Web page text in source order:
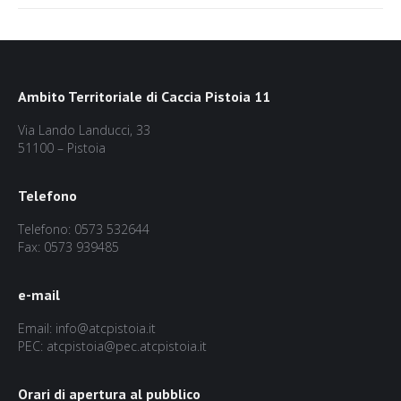
Ambito Territoriale di Caccia Pistoia 11
Via Lando Landucci, 33
51100 – Pistoia
Telefono
Telefono: 0573 532644
Fax: 0573 939485
e-mail
Email: info@atcpistoia.it
PEC: atcpistoia@pec.atcpistoia.it
Orari di apertura al pubblico